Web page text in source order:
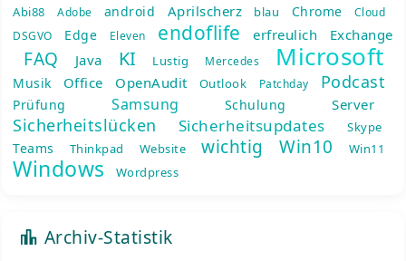
Abi88 Adobe android Aprilscherz blau Chrome
Cloud
DSGVO
Edge Eleven endoflife erfreulich Exchange
FAQ Java KI Lustig Mercedes Microsoft
Musik Office OpenAudit Outlook Patchday Podcast
Prüfung Samsung Schulung Server
Sicherheitslücken Sicherheitsupdates Skype
Teams Thinkpad Website wichtig Win10 Win11
Windows Wordpress
Archiv-Statistik